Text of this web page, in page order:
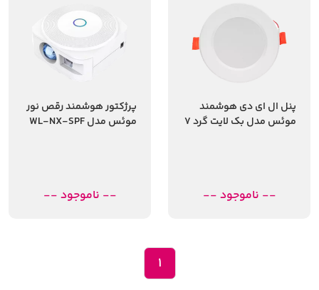
پنل ال ای دی هوشمند
موئس مدل بک لایت گرد 7
-- ناموجود --
پرژکتور هوشمند رقص نور
موئس مدل WL-NX-SPF
-- ناموجود --
1